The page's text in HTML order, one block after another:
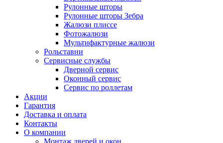
Рулонные шторы
Рулонные шторы Зебра
Жалюзи плиссе
Фотожалюзи
Мультифактурные жалюзи
Рольставни
Сервисные службы
Дверной сервис
Оконный сервис
Сервис по роллетам
Акции
Гарантия
Доставка и оплата
Контакты
О компании
Монтаж дверей и окон